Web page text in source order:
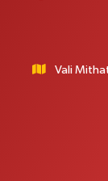
Yenı
Akdamar Hastanesi
Vali